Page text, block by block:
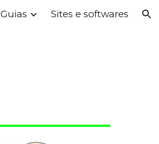
Guias Sites e softwares